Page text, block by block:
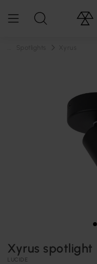
Xyrus spotlight
LUCIDE